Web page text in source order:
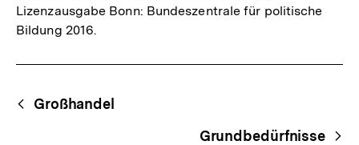
Lizenzausgabe Bonn: Bundeszentrale für politische
Bildung 2016.
Begriffsnavigation
Content-
Navigation
Großhandel
Grundbedürfnisse